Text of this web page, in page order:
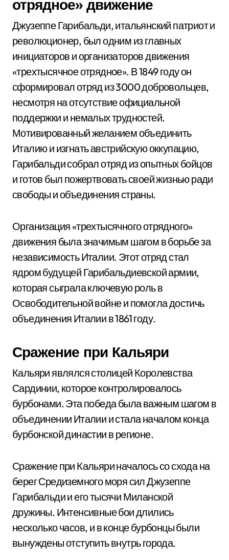
отрядное» движение
Джузеппе Гарибальди, итальянский патриот и
революционер, был одним из главных
инициаторов и организаторов движения
«трехтысячное отрядное». В 1849 году он
сформировал отряд из 3000 добровольцев,
несмотря на отсутствие официальной
поддержки и немалых трудностей.
Мотивированный желанием объединить
Италию и изгнать австрийскую оккупацию,
Гарибальди собрал отряд из опытных бойцов
и готов был пожертвовать своей жизнью ради
свободы и объединения страны.
Организация «трехтысячного отрядного»
движения была значимым шагом в борьбе за
независимость Италии. Этот отряд стал
ядром будущей Гарибальдиевской армии,
которая сыграла ключевую роль в
Освободительной войне и помогла достичь
объединения Италии в 1861 году.
Сражение при Кальяри
Кальяри являлся столицей Королевства
Сардинии, которое контролировалось
бурбонами. Эта победа была важным шагом в
объединении Италии и стала началом конца
бурбонской династии в регионе.
Сражение при Кальяри началось со схода на
берег Средиземного моря сил Джузеппе
Гарибальди и его тысячи Миланской
дружины. Интенсивные бои длились
несколько часов, и в конце бурбонцы были
вынуждены отступить внутрь города.